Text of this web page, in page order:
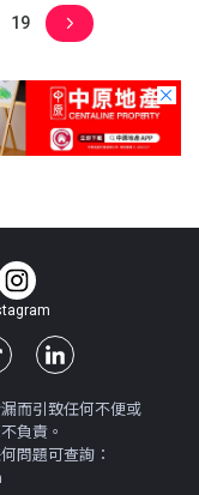
19
而引致任何不便或
負責。
問題可查詢：